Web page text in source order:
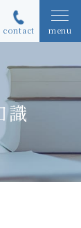
contact menu
識